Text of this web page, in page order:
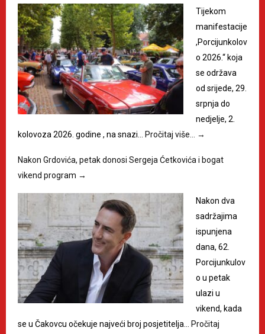
Tijekom
manifestacije
,Porcijunkolov
o 2026.“ koja
se održava
od srijede, 29.
srpnja do
nedjelje, 2.
kolovoza 2026. godine , na snazi…
Pročitaj više… →
Nakon Grdovića, petak donosi Sergeja Ćetkovića i bogat
vikend program →
Nakon dva
sadržajima
ispunjena
dana, 62.
Porcijunkulov
o u petak
ulazi u
vikend, kada
se u Čakovcu očekuje najveći broj posjetitelja…
Pročitaj